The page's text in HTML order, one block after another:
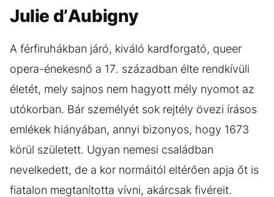
Julie d’Aubigny
A férfiruhákban járó, kiváló kardforgató, queer
opera-énekesnő a 17. században élte rendkívüli
életét, mely sajnos nem hagyott mély nyomot az
utókorban. Bár személyét sok rejtély övezi írásos
emlékek hiányában, annyi bizonyos, hogy 1673
körül született. Ugyan nemesi családban
nevelkedett, de a kor normáitól eltérően apja őt is
fiatalon megtanította vívni, akárcsak fivéreit.